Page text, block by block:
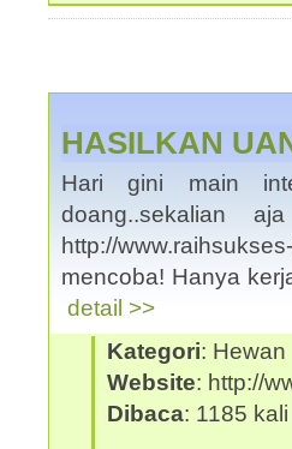
HASILKAN
Hari gini main
doang..sekalian
http://
mencoba! Hanya
detail >>
Kategori: Hewan
Website: http://
Dibaca: 1185 kali